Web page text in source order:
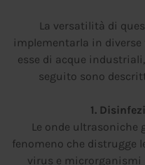
La versatilità di
implementarla in
esse di acque
seguito sono
1.
Le onde ultrasoniche
fenomeno che distrugge
virus e microrganismi